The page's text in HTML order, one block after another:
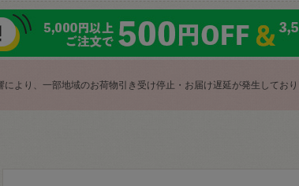
により、一部地域のお荷物引き受け停止・お届け遅延が発生してお